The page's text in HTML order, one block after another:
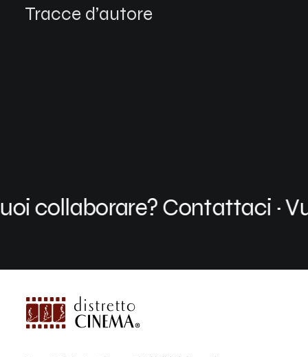
Tracce d’autore
collaborare? Contattaci·Vuoi